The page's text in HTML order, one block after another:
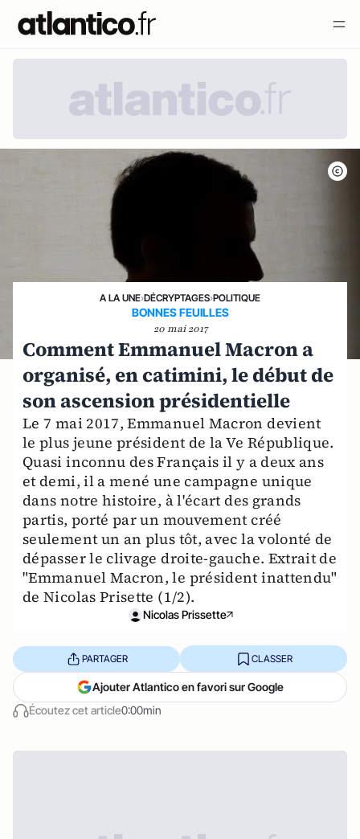
A LA UNE›DÉCRYPTAGES›POLITIQUE
BONNES FEUILLES
20 mai 2017
Comment Emmanuel Macron a
organisé, en catimini, le début de
son ascension présidentielle
Le 7 mai 2017, Emmanuel Macron devient
le plus jeune président de la Ve République.
Quasi inconnu des Français il y a deux ans
et demi, il a mené une campagne unique
dans notre histoire, à l'écart des grands
partis, porté par un mouvement créé
seulement un an plus tôt, avec la volonté de
dépasser le clivage droite-gauche. Extrait de
"Emmanuel Macron, le président inattendu"
de Nicolas Prisette (1/2).
Nicolas Prissette
Écoutez cet article0:00min
PARTAGER CLASSER
Ajouter Atlantico en favori sur Google